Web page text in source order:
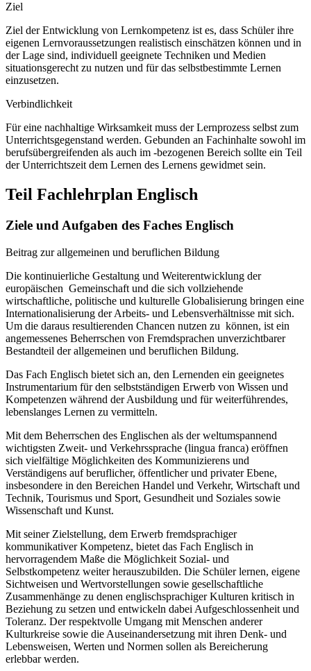
Ziel
Ziel der Entwicklung von Lernkompetenz ist es, dass Schüler ihre
eigenen Lernvoraussetzungen realistisch einschätzen können und in
der Lage sind, individuell geeignete Techniken und Medien
situationsgerecht zu nutzen und für das selbstbestimmte Lernen
einzusetzen.
Verbindlichkeit
Für eine nachhaltige Wirksamkeit muss der Lernprozess selbst zum
Unterrichtsgegenstand werden. Gebunden an Fachinhalte sowohl im
berufsübergreifenden als auch im -bezogenen Bereich sollte ein Teil
der Unterrichtszeit dem Lernen des Lernens gewidmet sein.
Teil Fachlehrplan Englisch
Ziele und Aufgaben des Faches Englisch
Beitrag zur allgemeinen und beruflichen Bildung
Die kontinuierliche Gestaltung und Weiterentwicklung der
europäischen Gemeinschaft und die sich vollziehende
wirtschaftliche, politische und kulturelle Globalisierung bringen eine
Internationalisierung der Arbeits- und Lebensverhältnisse mit sich.
Um die daraus resultierenden Chancen nutzen zu können, ist ein
angemessenes Beherrschen von Fremdsprachen unverzichtbarer
Bestandteil der allgemeinen und beruflichen Bildung.
Das Fach Englisch bietet sich an, den Lernenden ein geeignetes
Instrumentarium für den selbstständigen Erwerb von Wissen und
Kompetenzen während der Ausbildung und für weiterführendes,
lebenslanges Lernen zu vermitteln.
Mit dem Beherrschen des Englischen als der weltumspannend
wichtigsten Zweit- und Verkehrssprache (lingua franca) eröffnen
sich vielfältige Möglichkeiten des Kommunizierens und
Verständigens auf beruflicher, öffentlicher und privater Ebene,
insbesondere in den Bereichen Handel und Verkehr, Wirtschaft und
Technik, Tourismus und Sport, Gesundheit und Soziales sowie
Wissenschaft und Kunst.
Mit seiner Zielstellung, dem Erwerb fremdsprachiger
kommunikativer Kompetenz, bietet das Fach Englisch in
hervorragendem Maße die Möglichkeit Sozial- und
Selbstkompetenz weiter herauszubilden. Die Schüler lernen, eigene
Sichtweisen und Wertvorstellungen sowie gesellschaftliche
Zusammenhänge zu denen englischsprachiger Kulturen kritisch in
Beziehung zu setzen und entwickeln dabei Aufgeschlossenheit und
Toleranz. Der respektvolle Umgang mit Menschen anderer
Kulturkreise sowie die Auseinandersetzung mit ihren Denk- und
Lebensweisen, Werten und Normen sollen als Bereicherung
erlebbar werden.